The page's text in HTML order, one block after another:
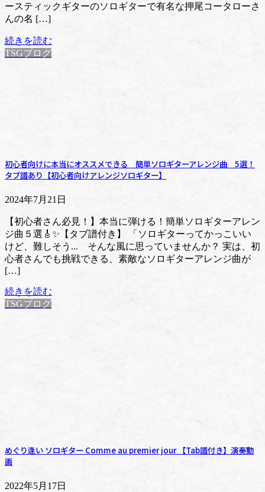
ースティックギターのソロギターで有名な押尾コータローさ
んの名 […]
続きを読む
TSGブログ
初心者向けに本当にオススメできる 簡単ソロギターアレンジ曲 5選！
タブ譜あり【初心者向けアレンジソロギター】
2024年7月21日
【初心者さん必見！】本当に弾ける！簡単ソロギターアレン
ジ曲５選🎸✨【タブ譜付き】 「ソロギターってかっこいい
けど、難しそう... そんな風に思っていませんか？ 実は、初
心者さんでも挑戦できる、素敵なソロギターアレンジ曲が
[…]
続きを読む
TSGブログ
めぐり逢い ソロギター Comme au premier jour 【Tab譜付き】演奏動
画
2022年5月17日